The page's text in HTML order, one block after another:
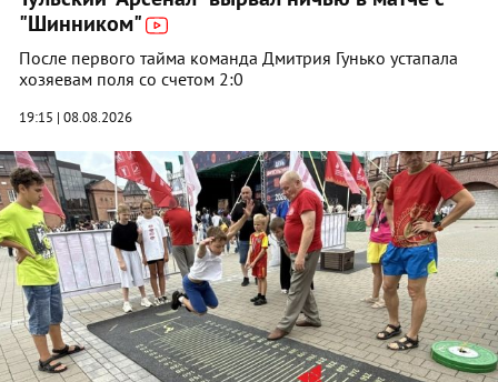
"Шинником"
После первого тайма команда Дмитрия Гунько устапала
хозяевам поля со счетом 2:0
19:15 | 08.08.2026